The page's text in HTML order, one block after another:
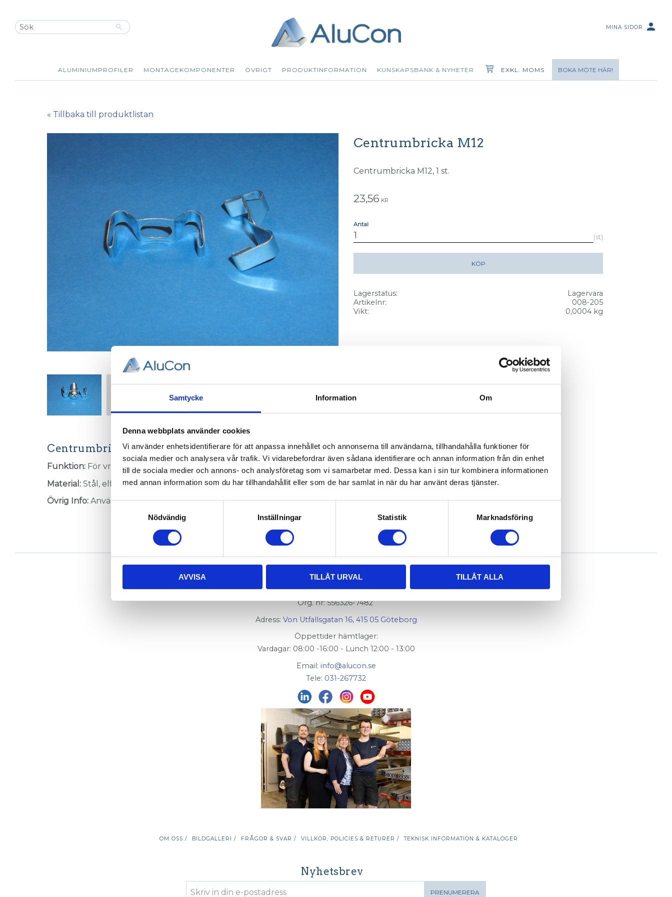
Samtycke Information Om
Denna webbplats använder cookies
Vi använder enhetsidentifierare för att anpassa innehållet och annonserna till användarna, tillhandahålla funktioner för
sociala medier och analysera vår trafik. Vi vidarebefordrar även sådana identifierare och annan information från din enhet
till de sociala medier och annons- och analysföretag som vi samarbetar med. Dessa kan i sin tur kombinera informationen
med annan information som du har tillhandahållit eller som de har samlat in när du har använt deras tjänster.
Nödvändig
Inställningar Statistik Marknadsföring
AVVISA TILLÅT URVAL TILLÅT ALLA
MINA SIDOR person
ALUMINIUMPROFILER MONTAGEKOMPONENTER ÖVRIGT PRODUKTINFORMATION KUNSKAPSBANK & NYHETER EXKL. MOMS BOKA MÖTE HÄR!
« Tillbaka till produktlistan
Centrumbricka M12
Centrumbricka M12, 1 st.
23,56 KR
Antal
st
KÖP
Lagerstatus
Lagervara
Artikelnr
008-205
Vikt
0,0004 kg
Centrumbricka M12.
Funktion: För vridsäkring av profil ihop med Centrumskruv M12.
Material: Stål, elförzinkat.
Övrig Info:Används ihop med centrumskruv008-204
Org. nr: 556326-7482
Adress: Von Utfallsgatan 16, 415 05 Göteborg
Öppettider hämtlager:
Vardagar: 08:00 -16:00 - Lunch 12:00 - 13:00
Email: info@alucon.se
Tele: 031-267732
OM OSS / BILDGALLERI / FRÅGOR & SVAR / VILLKOR, POLICIES & RETURER / TEKNISK INFORMATION & KATALOGER
Nyhetsbrev
PRENUMERERA